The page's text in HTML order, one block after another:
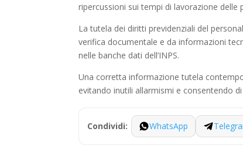
ripercussioni sui tempi di lavorazione
La tutela dei diritti previdenziali del
verifica documentale e da informazioni
nelle banche dati dell’INPS.
Una corretta informazione tutela
evitando inutili allarmismi e consentendo
Condividi: WhatsApp